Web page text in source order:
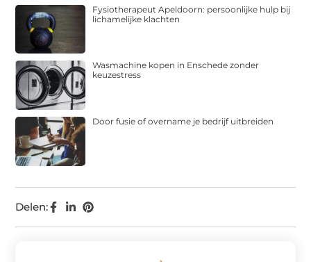
Delen:
Fysiotherapeut Apeldoorn: persoonlijke hulp bij
lichamelijke klachten
Wasmachine kopen in Enschede zonder
keuzestress
Door fusie of overname je bedrijf uitbreiden